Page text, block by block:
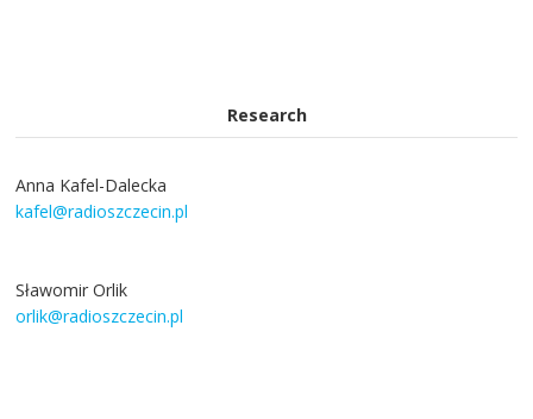
Research
Anna Kafel-Dalecka
kafel@radioszczecin.pl
Sławomir Orlik
orlik@radioszczecin.pl